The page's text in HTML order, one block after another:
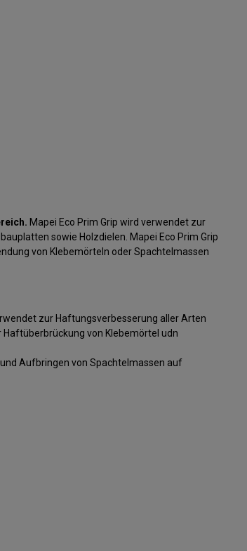
Mapei Eco Prim Grip wird verwendet zur
sowie Holzdielen. Mapei Eco Prim Grip
von Klebemörteln oder Spachtelmassen
zur Haftungsverbesserung aller Arten
von Klebemörtel udn
Aufbringen von Spachtelmassen auf